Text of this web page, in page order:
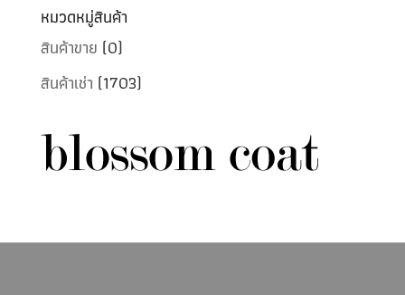
หมวดหมู่สินค้า
สินค้าขาย (0)
สินค้าเช่า (1703)